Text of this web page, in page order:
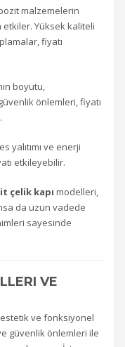
malzemelerin
etkiler. Yüksek kaliteli
fiyatı
boyutu,
önlemleri, fiyatı
yalıtımı ve enerji
etkileyebilir.
çelik kapı modelleri,
da uzun vadede
sayesinde
VE
estetik ve fonksiyonel
güvenlik önlemleri ile